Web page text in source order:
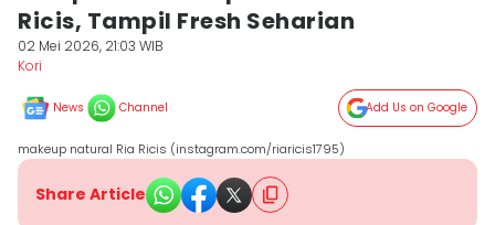
Ricis, Tampil Fresh Seharian
02 Mei 2026, 21:03 WIB
Kori
News Channel Add Us on Google
makeup natural Ria Ricis (instagram.com/riaricis1795)
Share Article